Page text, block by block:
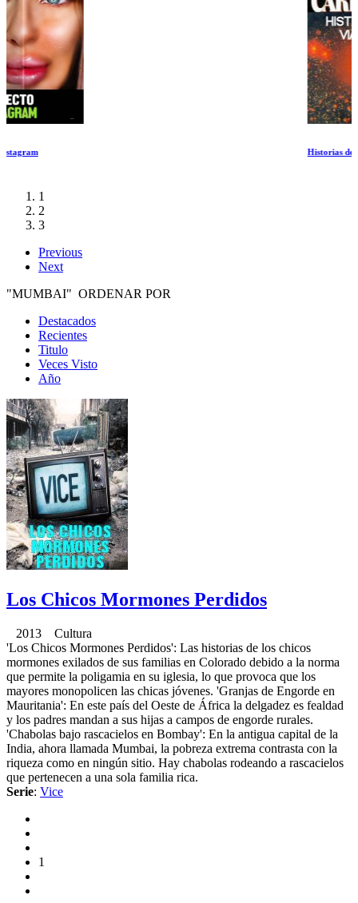
1
2
3
Previous
Next
"MUMBAI" ORDENAR POR
Destacados
Recientes
Titulo
Veces Visto
Año
Los Chicos Mormones Perdidos
2013 Cultura
'Los Chicos Mormones Perdidos': Las historias de los chicos
mormones exilados de sus familias en Colorado debido a la norma
que permite la poligamia en su iglesia, lo que provoca que los
mayores monopolicen las chicas jóvenes. 'Granjas de Engorde en
Mauritania': En este país del Oeste de África la delgadez es fealdad
y los padres mandan a sus hijas a campos de engorde rurales.
'Chabolas bajo rascacielos en Bombay': En la antigua capital de la
India, ahora llamada Mumbai, la pobreza extrema contrasta con la
riqueza como en ningún sitio. Hay chabolas rodeando a rascacielos
que pertenecen a una sola familia rica.
Serie: Vice
1